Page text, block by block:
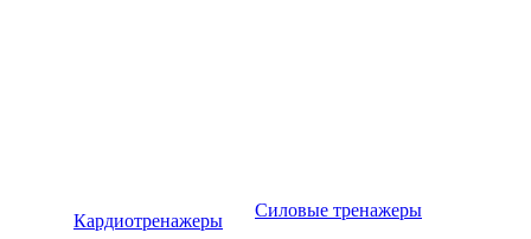
Кардиотренажеры
Силовые тренажеры